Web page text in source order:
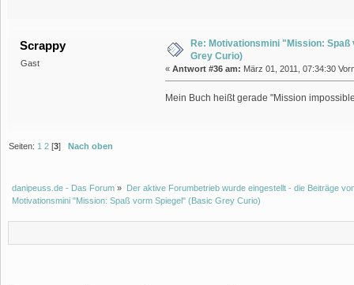
Scrappy
Gast
Re: Motivationsmini "Mission:
Grey Curio)
« Antwort #36 am: März 01, 2011, 07:34:30
Mein Buch heißt gerade "Mission
Seiten: 1 2 [3]Nach oben
danipeuss.de - Das Forum »
Der aktive Forumbetrieb wurde eingestellt - die Beiträge
Motivationsmini "Mission: Spaß vorm Spiegel" (Basic Grey Curio)